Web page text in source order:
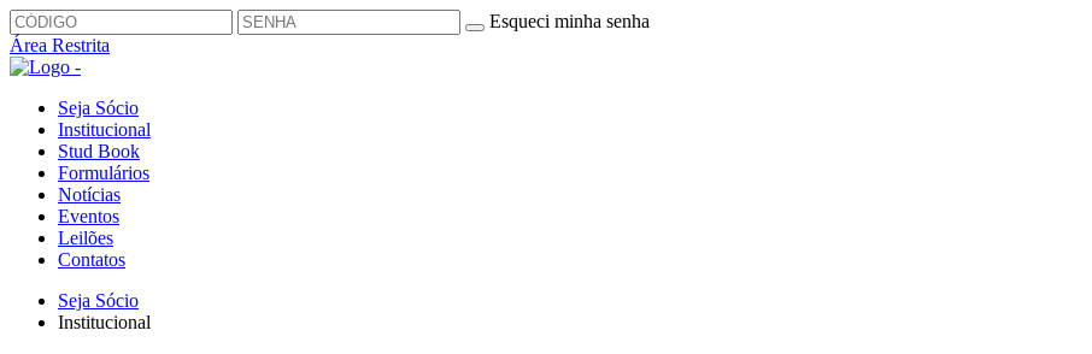
Esqueci minha senha
Área Restrita
Seja Sócio
Institucional
Stud Book
Formulários
Notícias
Eventos
Leilões
Contatos
Seja Sócio
Institucional